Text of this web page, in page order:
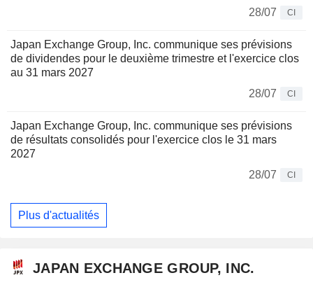
28/07
CI
Japan Exchange Group, Inc. communique ses prévisions
de dividendes pour le deuxième trimestre et l'exercice clos
au 31 mars 2027
28/07
CI
Japan Exchange Group, Inc. communique ses prévisions
de résultats consolidés pour l'exercice clos le 31 mars
2027
28/07
CI
Plus d'actualités
JAPAN EXCHANGE GROUP, INC.